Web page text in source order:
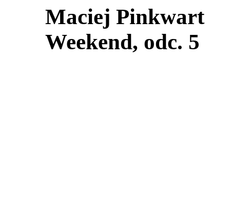
Maciej Pinkwart
Weekend, odc. 5